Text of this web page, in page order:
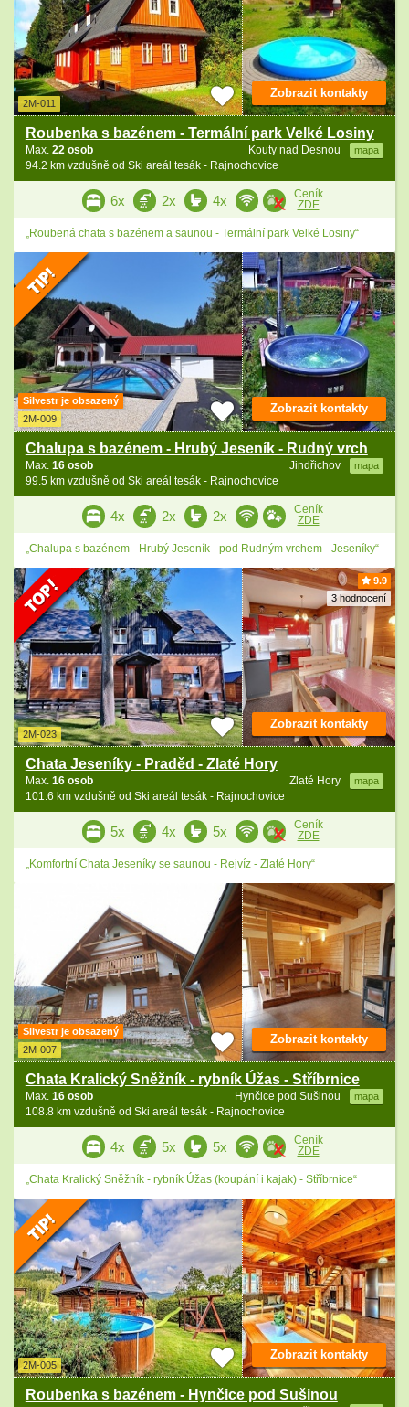
2M-011
Roubenka s bazénem - Termální park Velké Losiny
Kouty nad Desnou mapa
Max. 22 osob
94.2 km vzdušně od Ski areál tesák - Rajnochovice
Zobrazit kontakty
6x 2x 4x
Ceník
ZDE
„Roubená chata s bazénem a saunou - Termální park Velké Losiny“
Silvestr je obsazený
2M-009
Chalupa s bazénem - Hrubý Jeseník - Rudný vrch
Jindřichov mapa
Max. 16 osob
99.5 km vzdušně od Ski areál tesák - Rajnochovice
Zobrazit kontakty
4x 2x 2x
Ceník
ZDE
„Chalupa s bazénem - Hrubý Jeseník - pod Rudným vrchem - Jeseníky“
9.9
3 hodnocení
2M-023
Chata Jeseníky - Praděd - Zlaté Hory
Zlaté Hory mapa
Max. 16 osob
101.6 km vzdušně od Ski areál tesák - Rajnochovice
Zobrazit kontakty
5x 4x 5x
Ceník
ZDE
„Komfortní Chata Jeseníky se saunou - Rejvíz - Zlaté Hory“
Silvestr je obsazený
2M-007
Chata Kralický Sněžník - rybník Úžas - Stříbrnice
Hynčice pod Sušinou mapa
Max. 16 osob
108.8 km vzdušně od Ski areál tesák - Rajnochovice
Zobrazit kontakty
4x 5x 5x
Ceník
ZDE
„Chata Kralický Sněžník - rybník Úžas (koupání i kajak) - Stříbrnice“
2M-005
Roubenka s bazénem - Hynčice pod Sušinou
Zobrazit kontakty